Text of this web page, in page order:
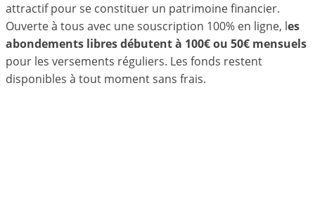
attractif pour se constituer un patrimoine financier.
Ouverte à tous avec une souscription 100% en ligne, les
abondements libres débutent à 100€ ou 50€ mensuels
pour les versements réguliers. Les fonds restent
disponibles à tout moment sans frais.